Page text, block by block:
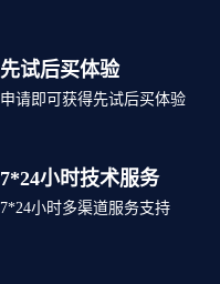
先试后买体验
申请即可获得先试后买体验
7*24小时技术服务
7*24小时多渠道服务支持